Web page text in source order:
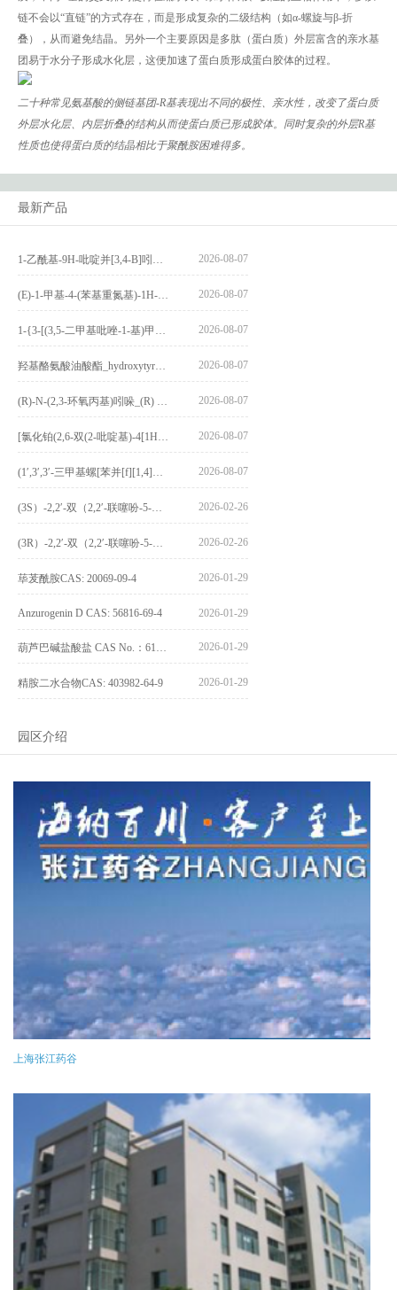
链不会以“直链”的方式存在，而是形成复杂的二级结构（如α-螺旋与β-折
叠），从而避免结晶。另外一个主要原因是多肽（蛋白质）外层富含的亲水基
团易于水分子形成水化层，这便加速了蛋白质形成蛋白胶体的过程。
二十种常见氨基酸的侧链基团-R基表现出不同的极性、亲水性，改变了蛋白质
外层水化层、内层折叠的结构从而使蛋白质已形成胶体。同时复杂的外层R基
性质也使得蛋白质的结晶相比于聚酰胺困难得多。
最新产品
2026-08-07
2026-08-07
2026-08-07
2026-08-07
2026-08-07
2026-08-07
2026-08-07
2026-02-26
2026-02-26
荜茇酰胺CAS: 20069-09-4 2026-01-29
Anzurogenin D CAS: 56816-69-4 2026-01-29
2026-01-29
精胺二水合物CAS: 403982-64-9 2026-01-29
园区介绍
上海张江药谷